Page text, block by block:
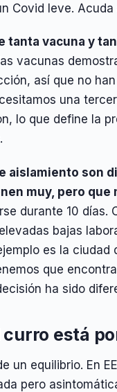
Covid leve. Acuda
tanta vacuna y
vacunas
así que no
una
lo que define la
aislamiento son
muy, pero que
durante 10
bajas
es la
que
ha sido
curro está
un equilibrio. En
pero